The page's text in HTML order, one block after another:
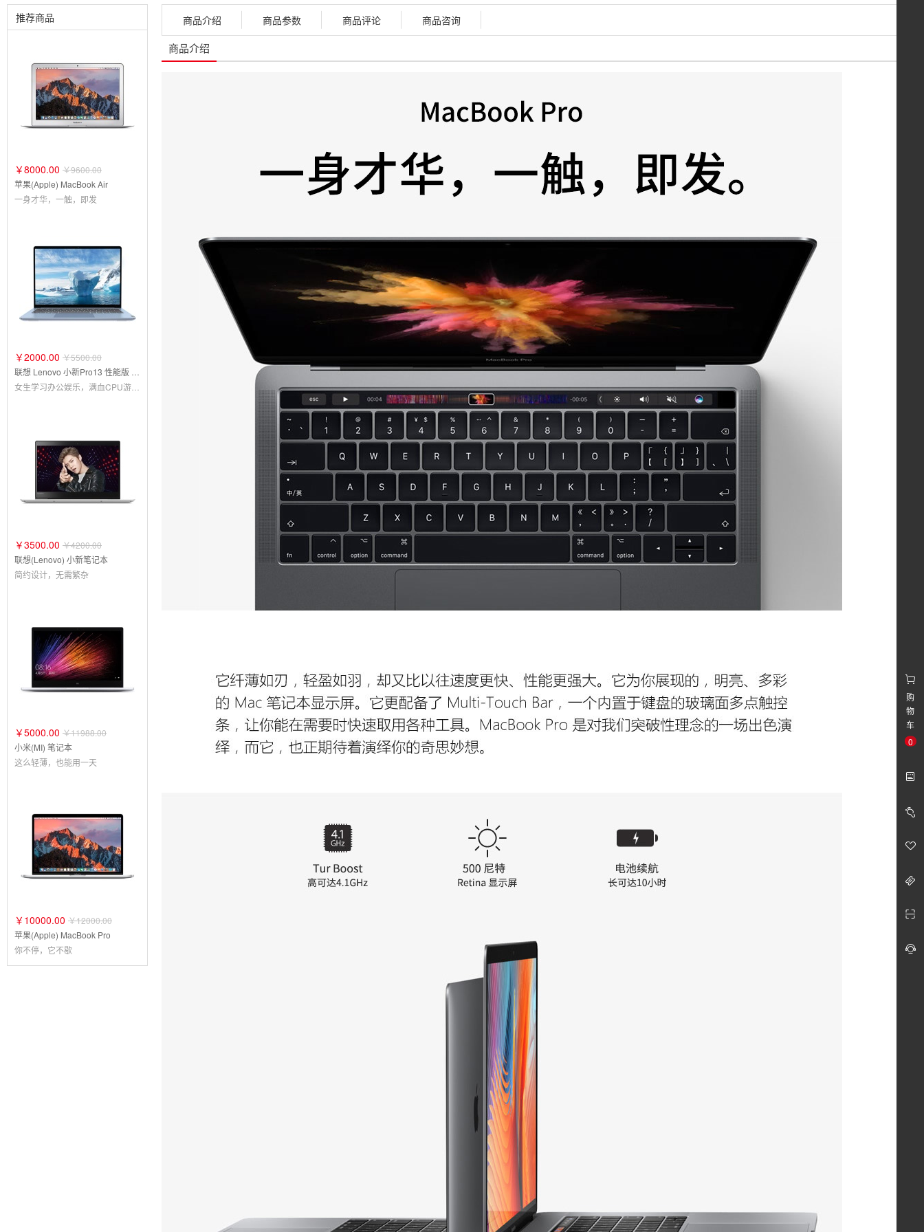
购
物
车
0
￥3500.00
联想(Lenovo) 小新笔记本
推荐商品
￥8000.00 ￥9600.00
苹果(Apple) MacBook Air
一身才华，一触，即发
￥2000.00 ￥5500.00
￥3500.00 ￥4200.00
联想(Lenovo) 小新笔记本
简约设计，无需繁杂
￥5000.00 ￥11988.00
小米(MI) 笔记本
这么轻薄，也能用一天
￥10000.00 ￥12000.00
苹果(Apple) MacBook Pro
你不停，它不歇
商品介绍 商品参数 商品评论 商品咨询
商品介绍